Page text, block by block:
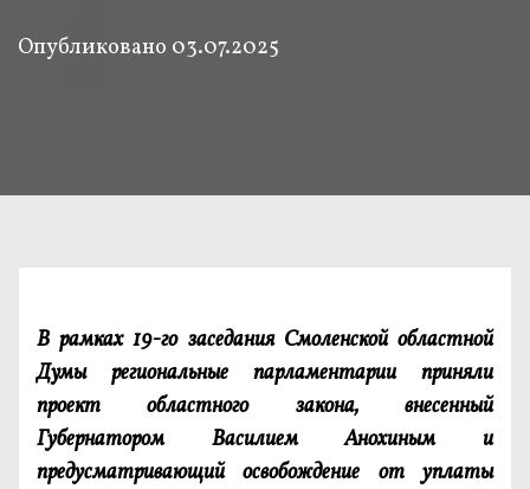
Опубликовано 03.07.2025
В рамках 19-го заседания Смоленской областной
Думы региональные парламентарии приняли
проект областного закона, внесенный
Губернатором Василием Анохиным и
предусматривающий освобождение от уплаты